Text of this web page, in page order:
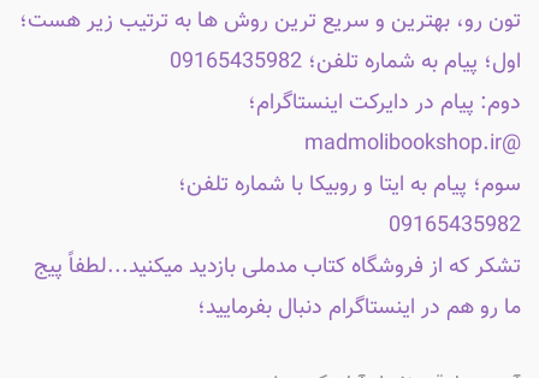
تون رو، بهترین و سریع ترین روش ها به ترتیب زیر هست؛
اول؛ پیام به شماره تلفن؛ 09165435982
دوم: پیام در دایرکت اینستاگرام؛
@madmolibookshop.ir
سوم؛ پیام به ایتا و روبیکا با شماره تلفن؛
09165435982
تشکر که از فروشگاه کتاب مدملی بازدید میکنید...لطفاً پیج
ما رو هم در اینستاگرام دنبال بفرمایید؛